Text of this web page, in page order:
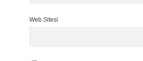
Web Sitesi